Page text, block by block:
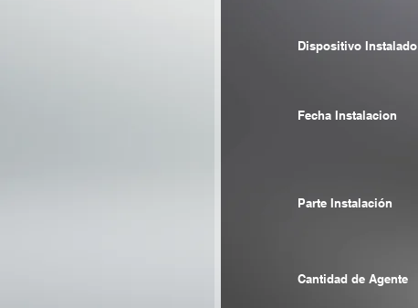
Dispositivo Instalado
Fecha Instalacion
Parte Instalación
Cantidad de Agente